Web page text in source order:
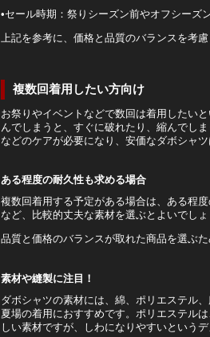
•セール時期：祭りシーズン前やオフシーズ
上記を参考に、価格と品質のバランスを考
複数回着用したい方向け
お祭りやイベントなどで数回は着用したい
んでしまうと、すぐに破れたり、縮んでし
などのケアが必要になり、安価なダボシャ
ある程度の耐久性も求める場合
複数回着用する予定がある場合は、ある程
など、比較的丈夫な素材を選ぶとよいでし
品質と価格のバランスが取れた商品を選ぶ
素材や縫製に注目！
ダボシャツの素材には、綿、ポリエステル
夏場の着用におすすめです。ポリエステル
しい素材ですが、しわになりやすいという